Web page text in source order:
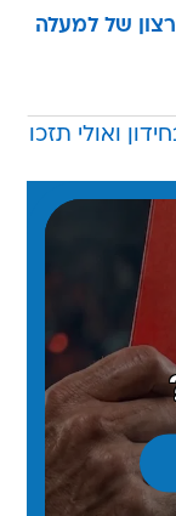
של למעלה
ואולי תזכו